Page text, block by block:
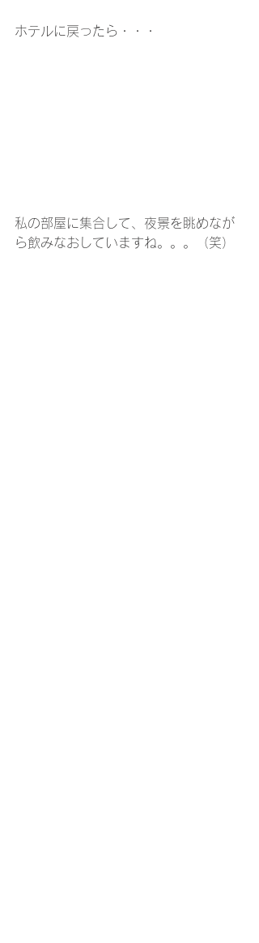
ホテルに戻ったら・・・
私の部屋に集合して、夜景を眺めなが
ら飲みなおしていますね。。。（笑）